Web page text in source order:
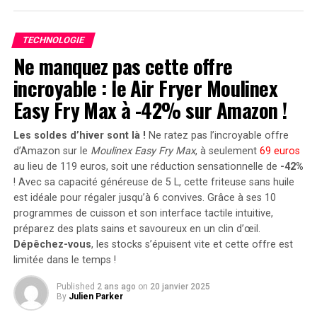
Avec une capacité maximale d’injection dans le réseau
domestique atteignant 1200 watts,le Solarbank 2 AC
peut être associé à deux régulateurs solaires MPPT. Cela
ouvre la possibilité d’ajouter jusqu’à 1200 watts
supplémentaires via des panneaux solaires additionnels,
portant ainsi la puissance totale à un impressionnant
2400 watts . Pour les utilisateurs nécessitant davantage
de stockage énergétique, il est possible d’intégrer
jusqu’à cinq batteries supplémentaires de 1,6
kilowattheure chacune, augmentant la capacité totale à
9,6 kilowattheures.
Intégration dans un Écosystème
Intelligent
Le Solarbank 2 AC s’intègre parfaitement dans un
écosystème énergétique intelligent grâce à sa
compatibilité avec le compteur Anker SOLIX Smart et
TECHNOLOGIE
Ne manquez pas cette offre
incroyable : le Air Fryer Moulinex
Easy Fry Max à -42% sur Amazon !
Les soldes d’hiver sont là ! Ne ratez pas l’incroyable offre
d’Amazon sur le Moulinex Easy Fry Max, à seulement 69 euros
au lieu de 119 euros, soit une réduction sensationnelle de -42%
! Avec sa capacité généreuse de 5 L, cette friteuse sans huile
est idéale pour régaler jusqu’à 6 convives. Grâce à ses 10
programmes de cuisson et son interface tactile intuitive,
préparez des plats sains et savoureux en un clin d’œil.
Dépêchez-vous, les stocks s’épuisent vite et cette offre est
limitée dans le temps !
Published 2 ans ago on 20 janvier 2025
By Julien Parker